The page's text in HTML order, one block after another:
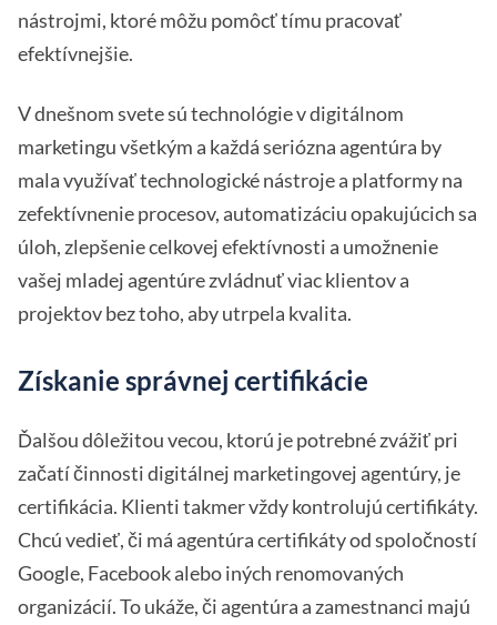
nástrojmi, ktoré môžu pomôcť tímu pracovať
efektívnejšie.
V dnešnom svete sú technológie v digitálnom
marketingu všetkým a každá seriózna agentúra by
mala využívať technologické nástroje a platformy na
zefektívnenie procesov, automatizáciu opakujúcich sa
úloh, zlepšenie celkovej efektívnosti a umožnenie
vašej mladej agentúre zvládnuť viac klientov a
projektov bez toho, aby utrpela kvalita.
Získanie správnej certifikácie
Ďalšou dôležitou vecou, ktorú je potrebné zvážiť pri
začatí činnosti digitálnej marketingovej agentúry, je
certifikácia. Klienti takmer vždy kontrolujú certifikáty.
Chcú vedieť, či má agentúra certifikáty od spoločností
Google, Facebook alebo iných renomovaných
organizácií. To ukáže, či agentúra a zamestnanci majú